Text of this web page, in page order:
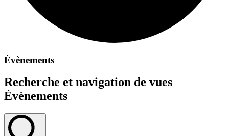
Évènements
Recherche et navigation de vues
Évènements